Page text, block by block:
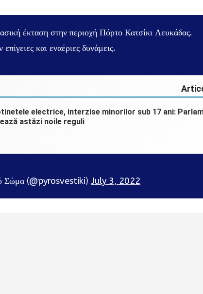
έκταση στην περιοχή Πόρτο Κατσίκι Λευκάδας.
και εναέριες δυνάμεις.
electrice, interzise minorilor sub 17 ani:
astăzi noile reguli
Σώμα (@pyrosvestiki) July 3, 2022